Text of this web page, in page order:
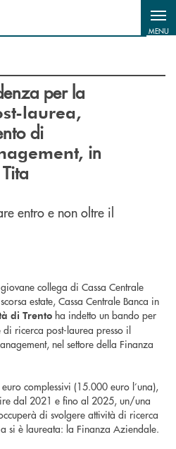
MENU
per la
laurea,
di
in
entro e non oltre il
collega di Cassa Centrale
estate, Cassa Centrale Banca in
di Trento ha indetto un bando per
ricerca post-laurea presso il
nel settore della Finanza
complessivi (15.000 euro l’una),
dal 2021 e fino al 2025, un/una
di svolgere attività di ricerca
si è laureata: la Finanza Aziendale.